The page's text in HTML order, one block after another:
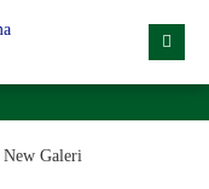
New Galeri